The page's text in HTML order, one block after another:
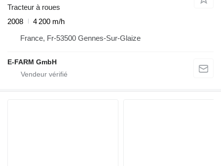
Tracteur à roues
2008
4 200 m/h
France, Fr-53500 Gennes-Sur-Glaize
E-FARM GmbH